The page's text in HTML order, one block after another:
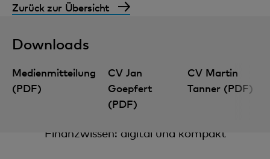
Zurück zur Übersicht
Downloads
Medienmitteilung
(PDF)
CV Jan
Goepfert
(PDF)
CV Martin
Tanner (PDF)
Finanzwissen: digital und kompakt